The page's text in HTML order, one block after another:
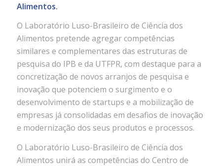
Alimentos.
O Laboratório Luso-Brasileiro de Ciência dos
Alimentos pretende agregar competências
similares e complementares das estruturas de
pesquisa do IPB e da UTFPR, com destaque para a
concretização de novos arranjos de pesquisa e
inovação que potenciem o surgimento e o
desenvolvimento de startups e a mobilização de
empresas já consolidadas em desafios de inovação
e modernização dos seus produtos e processos.
O Laboratório Luso-Brasileiro de Ciência dos
Alimentos unirá as competências do Centro de